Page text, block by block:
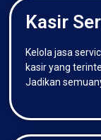
Kasir
Kelola jasa
kasir yang
Jadikan